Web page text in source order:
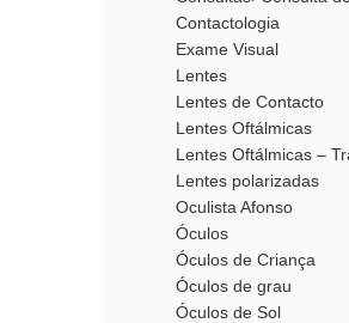
Contactologia
Exame Visual
Lentes
Lentes de Contacto
Lentes Oftálmicas
Lentes Oftálmicas –
Lentes polarizadas
Oculista Afonso
Óculos
Óculos de Criança
Óculos de grau
Óculos de Sol